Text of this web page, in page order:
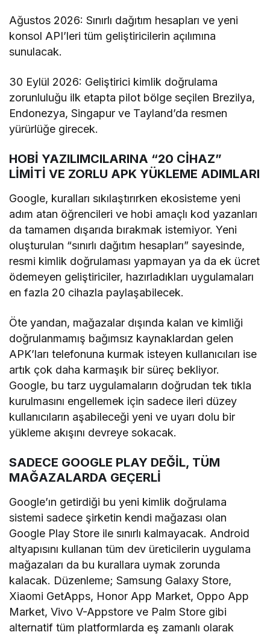
Ağustos 2026: Sınırlı dağıtım hesapları ve yeni
konsol API’leri tüm geliştiricilerin açılımına
sunulacak.
30 Eylül 2026: Geliştirici kimlik doğrulama
zorunluluğu ilk etapta pilot bölge seçilen Brezilya,
Endonezya, Singapur ve Tayland’da resmen
yürürlüğe girecek.
HOBİ YAZILIMCILARINA “20 CİHAZ”
LİMİTİ VE ZORLU APK YÜKLEME ADIMLARI
Google, kuralları sıkılaştırırken ekosisteme yeni
adım atan öğrencileri ve hobi amaçlı kod yazanları
da tamamen dışarıda bırakmak istemiyor. Yeni
oluşturulan “sınırlı dağıtım hesapları” sayesinde,
resmi kimlik doğrulaması yapmayan ya da ek ücret
ödemeyen geliştiriciler, hazırladıkları uygulamaları
en fazla 20 cihazla paylaşabilecek.
Öte yandan, mağazalar dışında kalan ve kimliği
doğrulanmamış bağımsız kaynaklardan gelen
APK’ları telefonuna kurmak isteyen kullanıcıları ise
artık çok daha karmaşık bir süreç bekliyor.
Google, bu tarz uygulamaların doğrudan tek tıkla
kurulmasını engellemek için sadece ileri düzey
kullanıcıların aşabileceği yeni ve uyarı dolu bir
yükleme akışını devreye sokacak.
SADECE GOOGLE PLAY DEĞİL, TÜM
MAĞAZALARDA GEÇERLİ
Google’ın getirdiği bu yeni kimlik doğrulama
sistemi sadece şirketin kendi mağazası olan
Google Play Store ile sınırlı kalmayacak. Android
altyapısını kullanan tüm dev üreticilerin uygulama
mağazaları da bu kurallara uymak zorunda
kalacak. Düzenleme; Samsung Galaxy Store,
Xiaomi GetApps, Honor App Market, Oppo App
Market, Vivo V-Appstore ve Palm Store gibi
alternatif tüm platformlarda eş zamanlı olarak